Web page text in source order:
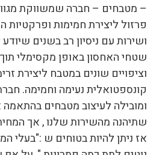
– מטבחים – חברה שמשווקת
פרזול ליצירת חמימות
ושירות עם ניסיון רב בשנים
שטחי האחסון באופן מקסימלי תוך
וציפויים שונים במטבח ליצירת
קונספטואלית נעימה וחמימה.
ומובילה לעיצוב מטבחים
שתיהנה מהשירות שלנו , אך
אז ניתן להיות בטוחים ש :"בעלי